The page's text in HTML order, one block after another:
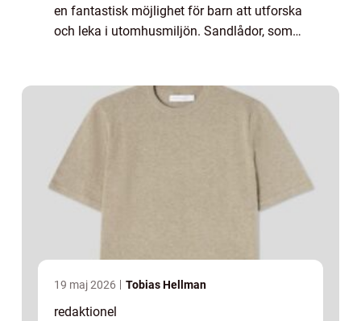
en fantastisk möjlighet för barn att utforska
och leka i utomhusmiljön. Sandlådor, som
19 maj 2026 Tobias Hellman
redaktionel